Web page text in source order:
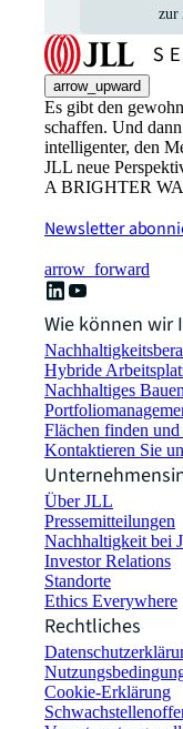
zur
arrow_upward
Es gibt den
schaffen. Und
intelligenter, den
JLL neue
A BRIGHTER
Newsletter
arrow_forward
Wie können wir
Hybride
Nachhaltiges
Flächen finden und
Kontaktieren Sie
Über JLL
Pressemitteilungen
Nachhaltigkeit bei
Investor Relations
Standorte
Ethics Everywhere
Rechtliches
Cookie-Erklärung